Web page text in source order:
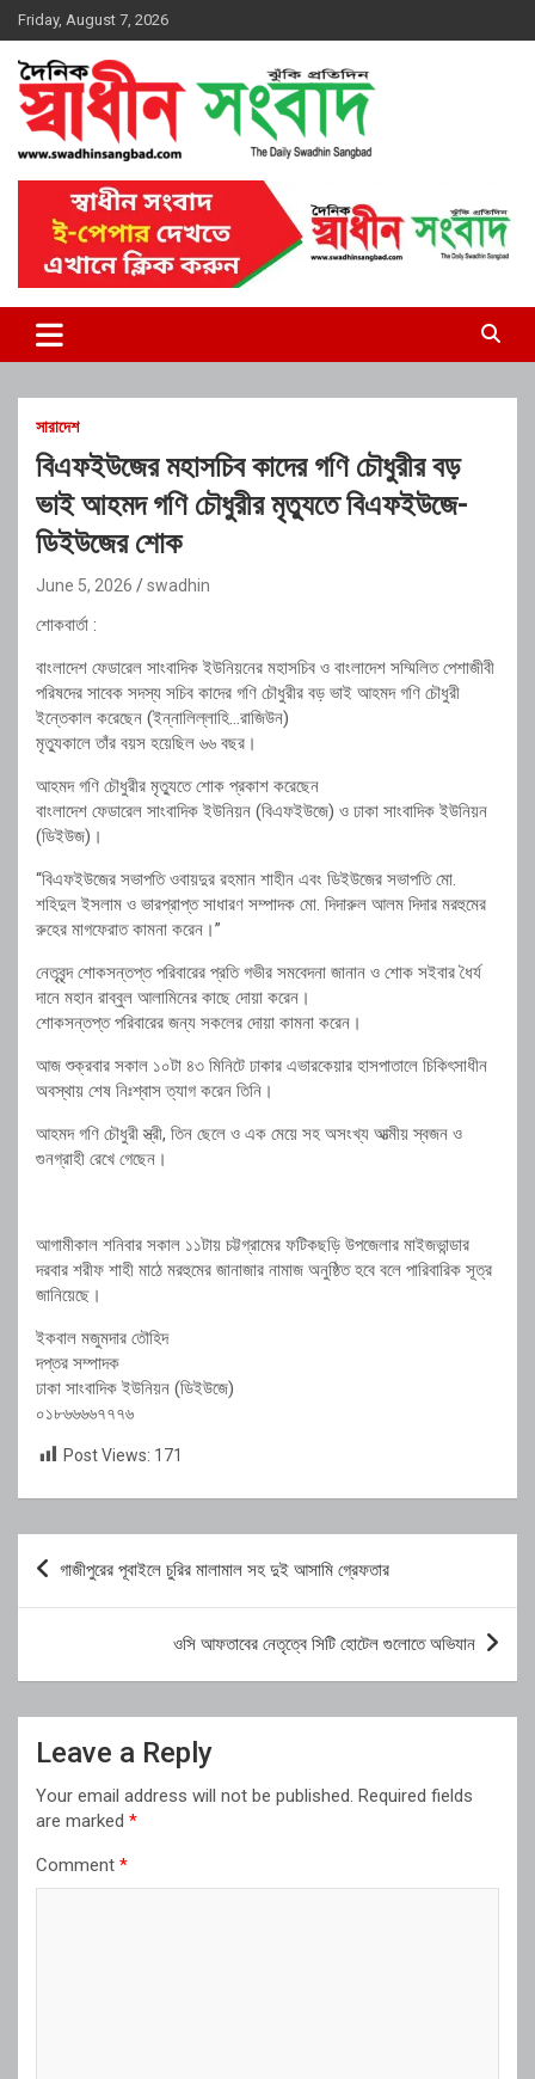
Skip
to
content
Friday, August 7, 2026
দৈনিক স্বাধীন সংবাদ
সারাদেশ
বিএফইউজের মহাসচিব কাদের গণি চৌধুরীর বড়
ভাই আহমদ গণি চৌধুরীর মৃত্যুতে বিএফইউজে-
ডিইউজের শোক
June 5, 2026 swadhin
শোকবার্তা :
বাংলাদেশ ফেডারেল সাংবাদিক ইউনিয়নের মহাসচিব ও বাংলাদেশ সম্মিলিত পেশাজীবী
পরিষদের সাবেক সদস্য সচিব কাদের গণি চৌধুরীর বড় ভাই আহমদ গণি চৌধুরী
ইন্তেকাল করেছেন (ইন্নালিল্লাহি…রাজিউন)
মৃত্যুকালে তাঁর বয়স হয়েছিল ৬৬ বছর।
আহমদ গণি চৌধুরীর মৃত্যুতে শোক প্রকাশ করেছেন
বাংলাদেশ ফেডারেল সাংবাদিক ইউনিয়ন (বিএফইউজে) ও ঢাকা সাংবাদিক ইউনিয়ন
(ডিইউজ)।
“বিএফইউজের সভাপতি ওবায়দুর রহমান শাহীন এবং ডিইউজের সভাপতি মো.
শহিদুল ইসলাম ও ভারপ্রাপ্ত সাধারণ সম্পাদক মো. দিদারুল আলম দিদার মরহুমের
রুহের মাগফেরাত কামনা করেন।”
নেতৃবৃন্দ শোকসন্তপ্ত পরিবারের প্রতি গভীর সমবেদনা জানান ও শোক সইবার ধৈর্য
দানে মহান রাব্বুল আলামিনের কাছে দোয়া করেন।
শোকসন্তপ্ত পরিবারের জন্য সকলের দোয়া কামনা করেন।
আজ শুক্রবার সকাল ১০টা ৪৩ মিনিটে ঢাকার এভারকেয়ার হাসপাতালে চিকিৎসাধীন
অবস্থায় শেষ নিঃশ্বাস ত্যাগ করেন তিনি।
আহমদ গণি চৌধুরী স্ত্রী, তিন ছেলে ও এক মেয়ে সহ অসংখ্য আত্মীয় স্বজন ও
গুনগ্রাহী রেখে গেছেন।
আগামীকাল শনিবার সকাল ১১টায় চট্টগ্রামের ফটিকছড়ি উপজেলার মাইজভান্ডার
দরবার শরীফ শাহী মাঠে মরহুমের জানাজার নামাজ অনুষ্ঠিত হবে বলে পারিবারিক সূত্র
জানিয়েছে।
ইকবাল মজুমদার তৌহিদ
দপ্তর সম্পাদক
ঢাকা সাংবাদিক ইউনিয়ন (ডিইউজে)
০১৮৬৬৬৬৭৭৭৬
Post Views: 171
Post
navigation
গাজীপুরের পূবাইলে চুরির মালামাল সহ দুই আসামি গ্রেফতার
ওসি আফতাবের নেতৃত্বে সিটি হোটেল গুলোতে অভিযান
Leave a Reply
Your email address will not be published. Required fields
are marked *
Comment *